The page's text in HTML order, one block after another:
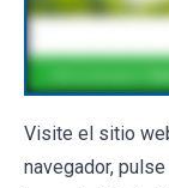
Visite el sitio
navegador,